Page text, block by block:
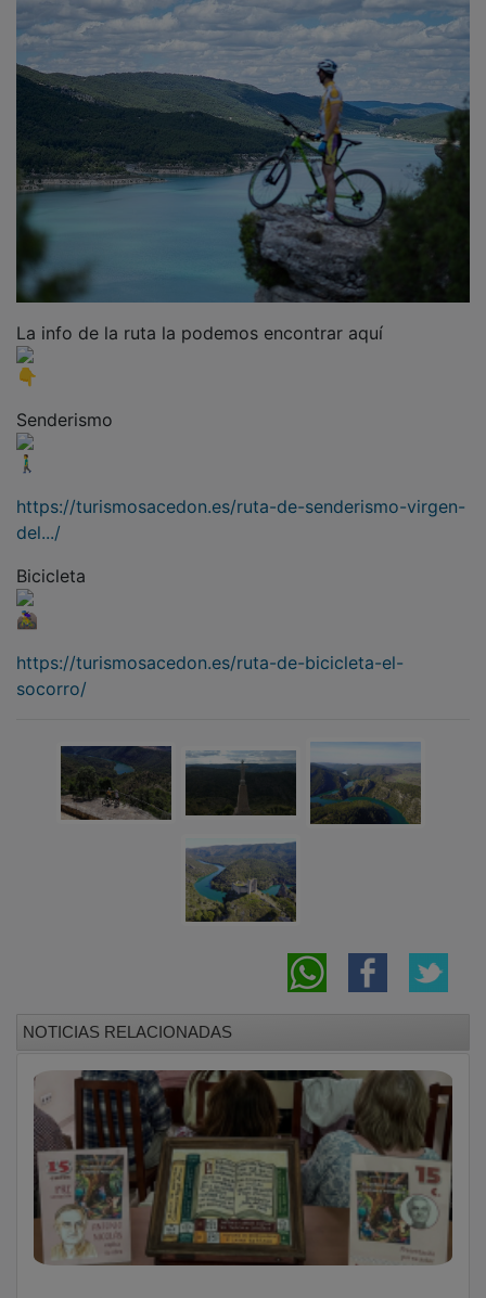
La info de la ruta la podemos encontrar aquí
Senderismo
https://turismosacedon.es/ruta-de-senderismo-virgen-
del.../
Bicicleta
https://turismosacedon.es/ruta-de-bicicleta-el-
socorro/
NOTICIAS RELACIONADAS